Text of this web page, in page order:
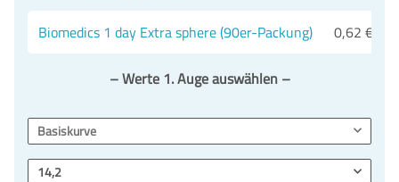
Biomedics 1 day Extra sphere (90er-Packung) 0,62 €
– Werte 1. Auge auswählen –
Basiskurve
14,2